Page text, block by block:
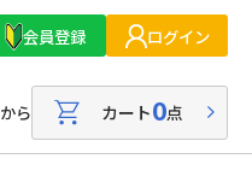
会員登録 ログイン
から カート0点